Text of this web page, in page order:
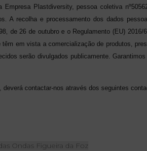
Plastdiversity, pessoa coletiva
A recolha e processamento dos dados
de 26 de outubro e o Regulamento (EU)
em vista a comercialização de produtos,
serão divulgados publicamente.
contactar-nos através dos seguintes
Ondas Figueira da Foz